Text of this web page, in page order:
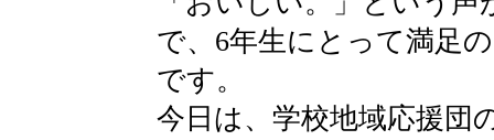
で、6年生にとって満足
です。
今日は、学校地域応援団